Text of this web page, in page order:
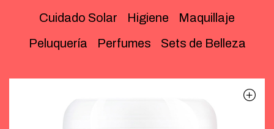
Cuidado Solar Higiene
Maquillaje
Peluquería
Perfumes Sets de Belleza